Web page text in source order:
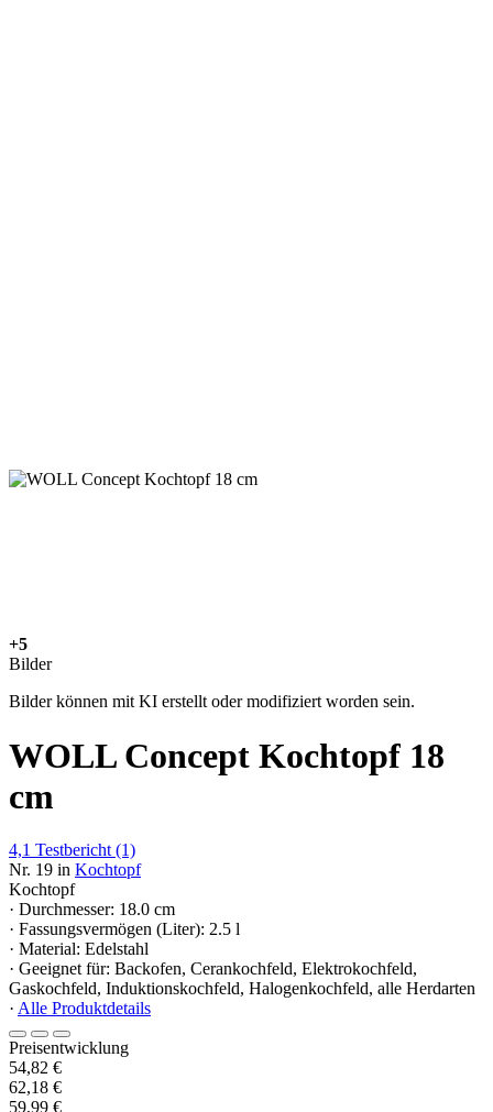
+5
Bilder
Bilder können mit KI erstellt oder modifiziert worden sein.
WOLL Concept Kochtopf 18
cm
4,1 Testbericht (1)
Nr. 19 in Kochtopf
Kochtopf
· Durchmesser: 18.0 cm
· Fassungsvermögen (Liter): 2.5 l
· Material: Edelstahl
· Geeignet für: Backofen, Cerankochfeld, Elektrokochfeld,
Gaskochfeld, Induktionskochfeld, Halogenkochfeld, alle Herdarten
· Alle Produktdetails
Preisentwicklung
54,82 €
62,18 €
59,99 €